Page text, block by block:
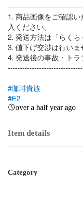
1. 商品画像をご確認
入ください。
2. 発送方法は「らくら
3. 値下げ交渉は行いま
4. 発送後の事故・トラ
#珈琲貴族
#E2
over a half year ago
Item details
Category